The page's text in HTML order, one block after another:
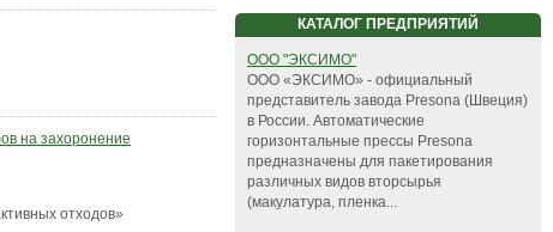
на захоронение
отходов»
КАТАЛОГ ПРЕДПРИЯТИЙ
ООО "ЭКСИМО"
ООО «ЭКСИМО» - официальный
представитель завода Presona (Швеция)
в России. Автоматические
горизонтальные прессы Presona
предназначены для пакетирования
различных видов вторсырья
(макулатура, пленка...